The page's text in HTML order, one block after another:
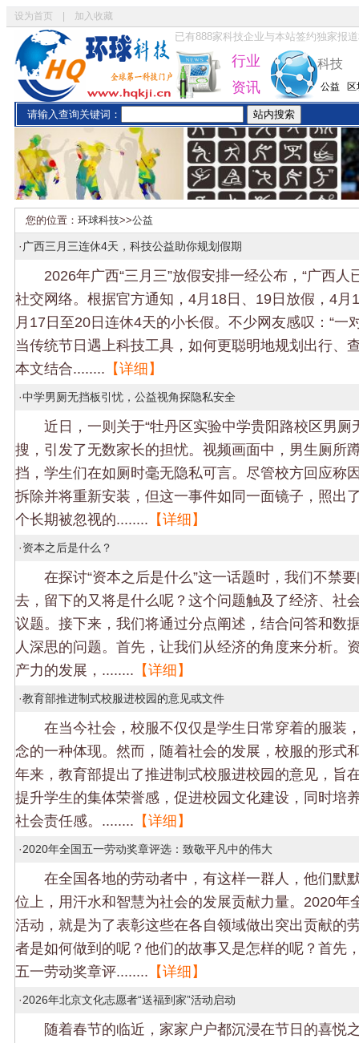
设为首页 加入收藏
已有888家科技企业与本站签约独家报
行业
资讯
科技
公益
请输入查询关键词：
您的位置： 环球科技>>公益
· 广西三月三连休4天，科技公益助你规划假期
2026年广西“三月三”放假安排一经公布，“广西人
社交网络。根据官方通知，4月18日、19日放假，4月
月17日至20日连休4天的小长假。不少网友感叹：“一
当传统节日遇上科技工具，如何更聪明地规划出行、
本文结合........ 【详细】
·中学男厕无挡板引忧，公益视角探隐私安全
近日，一则关于“牡丹区实验中学贵阳路校区男厕
搜，引发了无数家长的担忧。视频画面中，男生厕所
挡，学生们在如厕时毫无隐私可言。尽管校方回应称
拆除并将重新安装，但这一事件如同一面镜子，照出
个长期被忽视的........ 【详细】
·资本之后是什么？
在探讨“资本之后是什么”这一话题时，我们不禁要
去，留下的又将是什么呢？这个问题触及了经济、社
议题。接下来，我们将通过分点阐述，结合问答和数
人深思的问题。首先，让我们从经济的角度来分析。
产力的发展，........ 【详细】
·教育部推进制式校服进校园的意见或文件
在当今社会，校服不仅仅是学生日常穿着的服装
念的一种体现。然而，随着社会的发展，校服的形式
年来，教育部提出了推进制式校服进校园的意见，旨
提升学生的集体荣誉感，促进校园文化建设，同时培
社会责任感。........ 【详细】
·2020年全国五一劳动奖章评选：致敬平凡中的伟大
在全国各地的劳动者中，有这样一群人，他们默
位上，用汗水和智慧为社会的发展贡献力量。2020年
活动，就是为了表彰这些在各自领域做出突出贡献的
者是如何做到的呢？他们的故事又是怎样的呢？首先
五一劳动奖章评........ 【详细】
·2026年北京文化志愿者“送福到家”活动启动
随着春节的临近，家家户户都沉浸在节日的喜悦